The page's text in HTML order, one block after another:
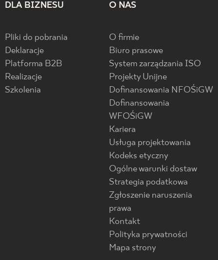
DLA BIZNESU
Pliki do pobrania
Deklaracje
Platforma B2B
Realizacje
Szkolenia
O NAS
O firmie
Biuro prasowe
System zarządzania ISO
Projekty Unijne
Dofinansowania NFOŚiGW
Dofinansowania
WFOŚiGW
Kariera
Usługa projektowania
Kodeks etyczny
Ogólne warunki dostaw
Strategia podatkowa
Zgłoszenie naruszenia
prawa
Kontakt
Polityka prywatności
Mapa strony